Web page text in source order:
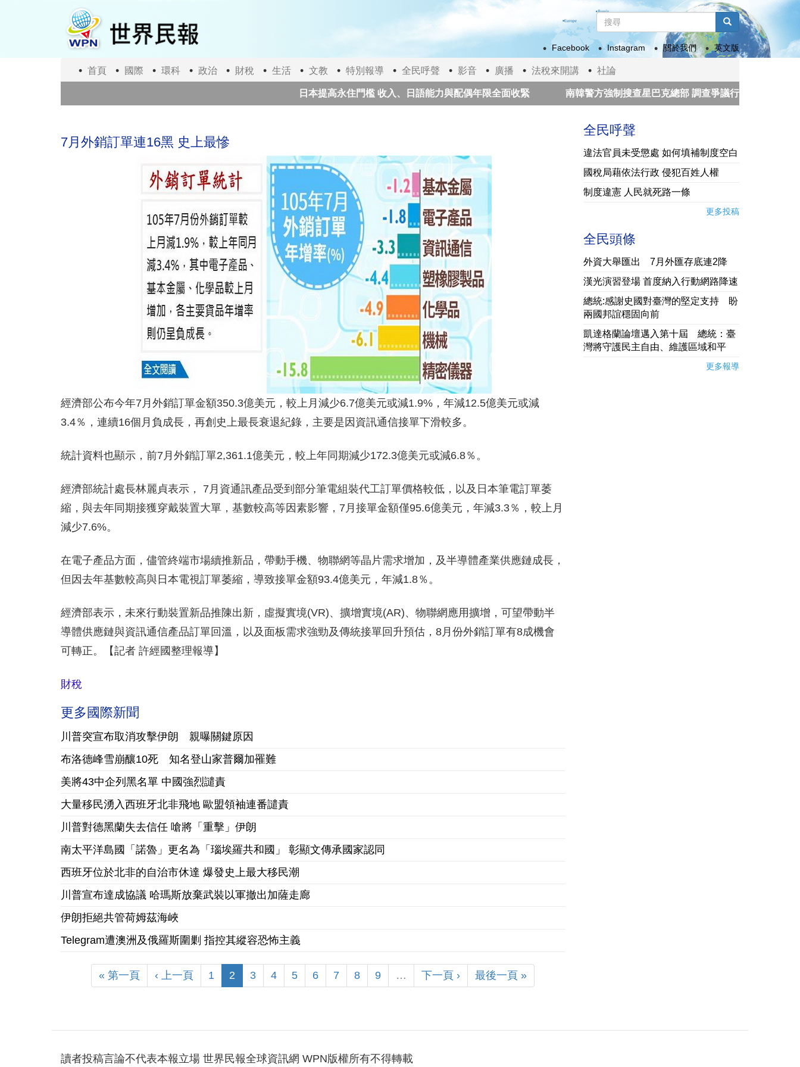
搜
尋
表
單
搜尋
Facebook
Instagram 關於我們 英文版
首頁 國際 環科 政治 財稅 生活 文教 特別報導 全民呼聲 影音 廣播 法稅來開講 社論
日本提高永住門檻 收入、日語能力與配偶年限全面收緊 南韓警方強制搜查星巴克總部 調查爭議行銷活動「坦克日」
7月外銷訂單連16黑 史上最慘
經濟部公布今年7月外銷訂單金額350.3億美元，較上月減少6.7億美元或減1.9%，年減12.5億美元或減
3.4％，連續16個月負成長，再創史上最長衰退紀錄，主要是因資訊通信接單下滑較多。
統計資料也顯示，前7月外銷訂單2,361.1億美元，較上年同期減少172.3億美元或減6.8％。
經濟部統計處長林麗貞表示， 7月資通訊產品受到部分筆電組裝代工訂單價格較低，以及日本筆電訂單萎
縮，與去年同期接獲穿戴裝置大單，基數較高等因素影響，7月接單金額僅95.6億美元，年減3.3％，較上月
減少7.6%。
在電子產品方面，儘管終端市場續推新品，帶動手機、物聯網等晶片需求增加，及半導體產業供應鏈成長，
但因去年基數較高與日本電視訂單萎縮，導致接單金額93.4億美元，年減1.8％。
經濟部表示，未來行動裝置新品推陳出新，虛擬實境(VR)、擴增實境(AR)、物聯網應用擴增，可望帶動半
導體供應鏈與資訊通信產品訂單回溫，以及面板需求強勁及傳統接單回升預估，8月份外銷訂單有8成機會
可轉正。【記者 許經國整理報導】
財稅
更多國際新聞
川普突宣布取消攻擊伊朗 親曝關鍵原因
布洛德峰雪崩釀10死 知名登山家普爾加罹難
美將43中企列黑名單 中國強烈譴責
大量移民湧入西班牙北非飛地 歐盟領袖連番譴責
川普對德黑蘭失去信任 嗆將「重擊」伊朗
南太平洋島國「諾魯」更名為「瑙埃羅共和國」 彰顯文傳承國家認同
西班牙位於北非的自治市休達 爆發史上最大移民潮
川普宣布達成協議 哈瑪斯放棄武裝以軍撤出加薩走廊
伊朗拒絕共管荷姆茲海峽
Telegram遭澳洲及俄羅斯圍剿 指控其縱容恐怖主義
« 第一頁 ‹ 上一頁 1 2 3 4 5 6 7 8 9 … 下一頁 › 最後一頁 »
全民呼聲
違法官員未受懲處 如何填補制度空白
國稅局藉依法行政 侵犯百姓人權
制度違憲 人民就死路一條
更多投稿
全民頭條
外資大舉匯出 7月外匯存底連2降
漢光演習登場 首度納入行動網路降速
總統:感謝史國對臺灣的堅定支持 盼
兩國邦誼穩固向前
凱達格蘭論壇邁入第十屆 總統：臺
灣將守護民主自由、維護區域和平
更多報導
讀者投稿言論不代表本報立場 世界民報全球資訊網 WPN版權所有不得轉載